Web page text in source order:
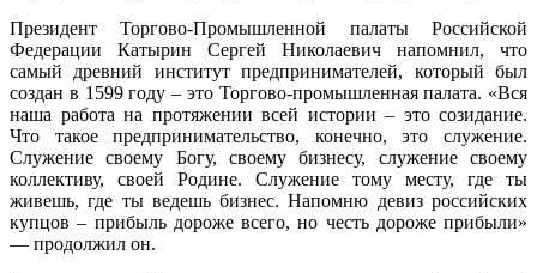
Президент Торгово-Промышленной палаты Российской
Федерации Катырин Сергей Николаевич напомнил, что
самый древний институт предпринимателей, который был
создан в 1599 году – это Торгово-промышленная палата. «Вся
наша работа на протяжении всей истории – это созидание.
Что такое предпринимательство, конечно, это служение.
Служение своему Богу, своему бизнесу, служение своему
коллективу, своей Родине. Служение тому месту, где ты
живешь, где ты ведешь бизнес. Напомню девиз российских
купцов – прибыль дороже всего, но честь дороже прибыли»
— продолжил он.